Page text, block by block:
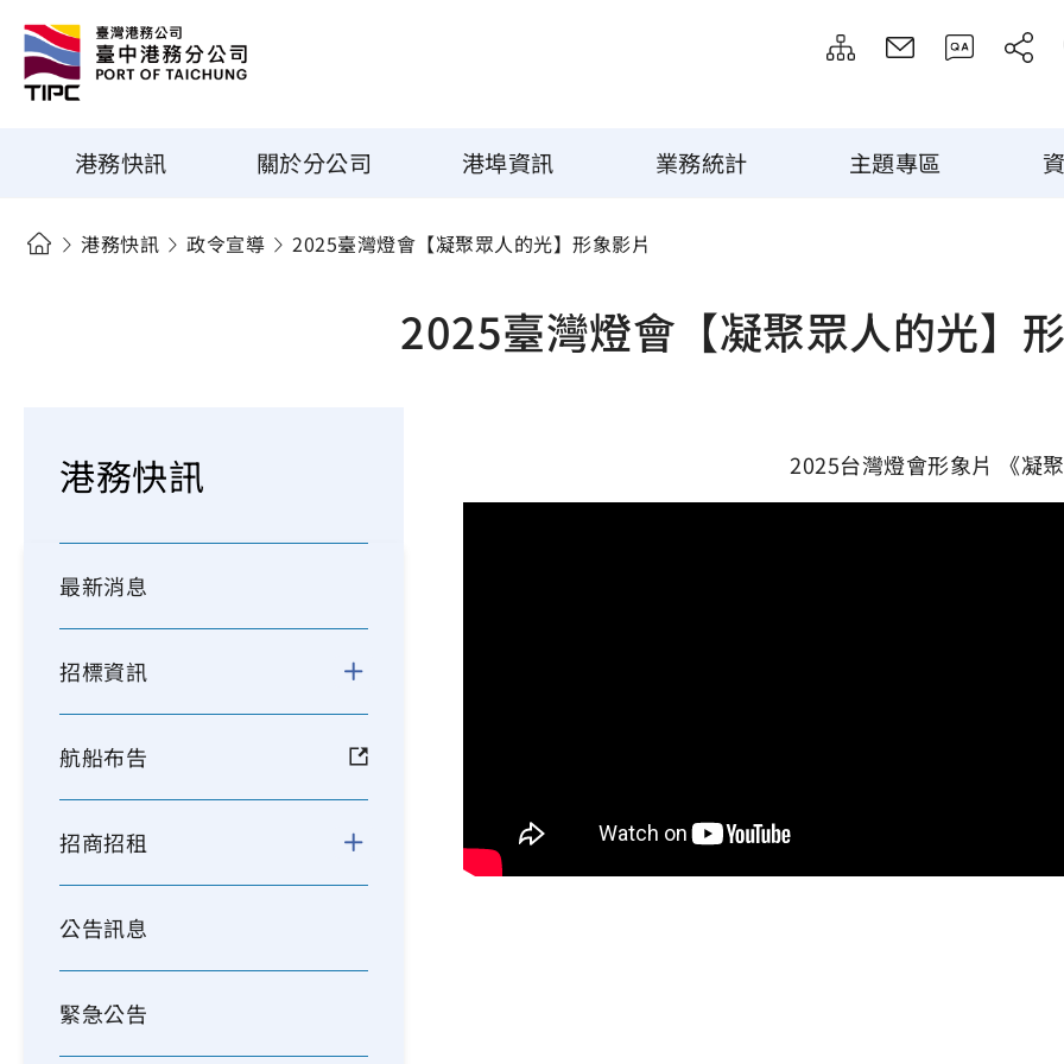
港務快訊 關於分公司 港埠資訊 業務統計 主題專區
港務快訊 政令宣導 2025臺灣燈會【凝聚眾人的光】形象影片
2025臺灣燈會【凝聚眾人的光】
港務快訊
最新消息
招標資訊
航船布告
招商招租
公告訊息
緊急公告
2025台灣燈會形象片 《凝